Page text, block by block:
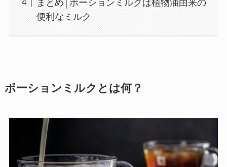
まとめ│ポーションミルクは植物油由来の
便利なミルク
ポーションミルクとは何？